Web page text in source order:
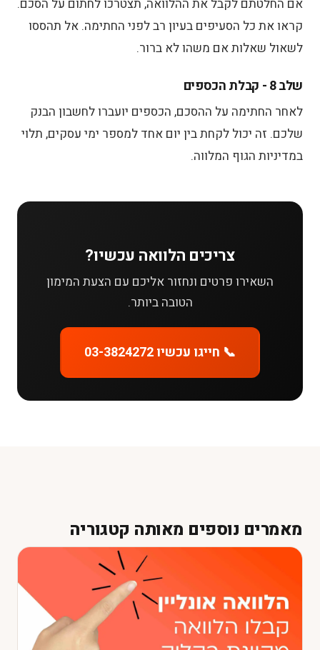
אם החלטתם לקבל את ההלוואה, תצטרכו לחתום על הסכם.
קראו את כל הסעיפים בעיון רב לפני החתימה. אל תהססו
לשאול שאלות אם משהו לא ברור.
שלב 8 - קבלת הכספים
לאחר החתימה על ההסכם, הכספים יועברו לחשבון הבנק
שלכם. זה יכול לקחת בין יום אחד למספר ימי עסקים, תלוי
במדיניות הגוף המלווה.
צריכים הלוואה עכשיו?
השאירו פרטים ונחזור אליכם עם הצעת המימון
הטובה ביותר.
📞 חייגו עכשיו 03-3824272
מאמרים נוספים מאותה קטגוריה